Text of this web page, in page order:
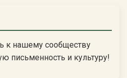
к нашему сообществу
письменность и культуру!